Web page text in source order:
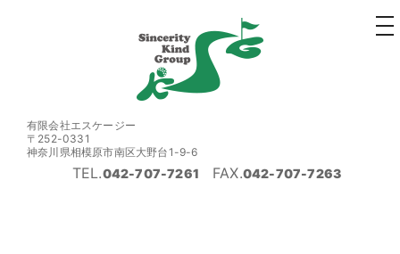
有限会社エスケージー
〒252-0331
神奈川県相模原市南区大野台1-9-6
TEL.042-707-7261 FAX.042-707-7263